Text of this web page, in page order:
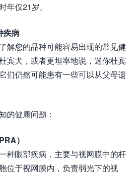
年仅21岁。
疾病
解您的品种可能容易出现的常见健
宾犬，或者更坦率地说，迷你杜宾
们仍然可能患有一些可以从父母遗
的健康问题：
）
种眼部疾病，主要与视网膜中的杆
位于视网膜内，负责弱光下的视